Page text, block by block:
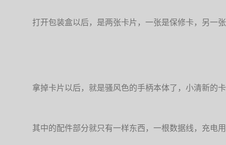
打开包装盒以后，是两张卡片，一张是保修卡，另一
拿掉卡片以后，就是骚风色的手柄本体了，小清新的
其中的配件部分就只有一样东西，一根数据线，充电